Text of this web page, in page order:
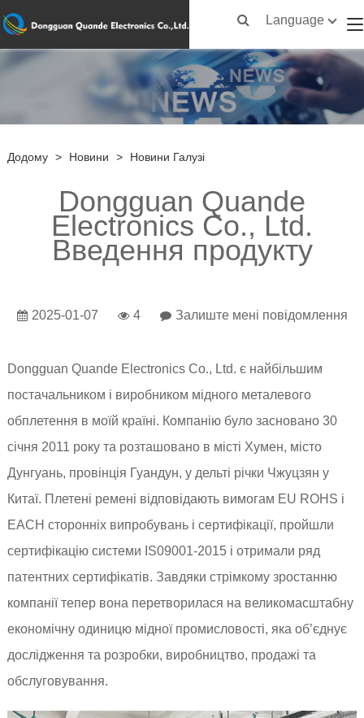
Language
Додому > Новини > Новини Галузі
Dongguan Quande
Electronics Co., Ltd.
Введення продукту
2025-01-07 4 Залиште мені повідомлення
Dongguan Quande Electronics Co., Ltd. є найбільшим
постачальником і виробником мідного металевого
обплетення в моїй країні. Компанію було засновано 30
січня 2011 року та розташовано в місті Хумен, місто
Дунгуань, провінція Гуандун, у дельті річки Чжуцзян у
Китаї. Плетені ремені відповідають вимогам EU ROHS і
EACH сторонніх випробувань і сертифікації, пройшли
сертифікацію системи IS09001-2015 і отримали ряд
патентних сертифікатів. Завдяки стрімкому зростанню
компанії тепер вона перетворилася на великомасштабну
економічну одиницю мідної промисловості, яка об’єднує
дослідження та розробки, виробництво, продажі та
обслуговування.